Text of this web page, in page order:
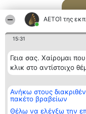
ΑΕΤΟΊ της
15:31
Γεια σας. Χαίρομαι
κλικ στο αντίστοιχο
Ανήκω στους
πακέτο βραβείων
Θέλω να ελέγξω την
Διοργανωτής της
κατάταξης
BEAUTIFUL COMPANY